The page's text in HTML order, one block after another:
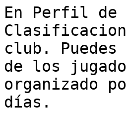
En Perfil de
club.
de los
organizado
días.